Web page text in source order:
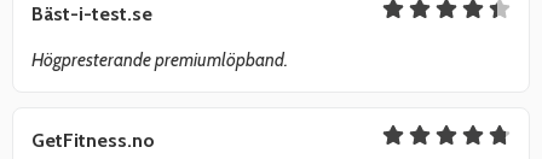
Bäst-i-test.se
Högpresterande premiumlöpband.
GetFitness.no